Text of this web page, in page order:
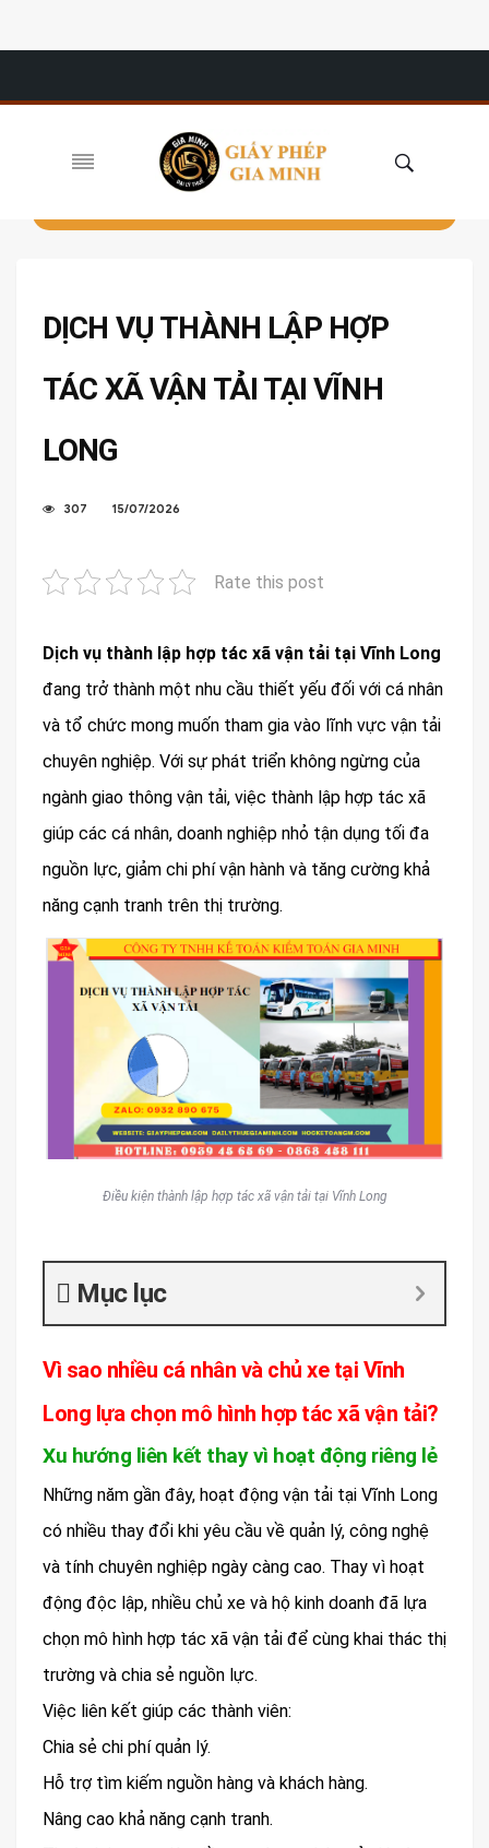
DỊCH VỤ THÀNH LẬP HỢP
TÁC XÃ VẬN TẢI TẠI VĨNH
LONG
307 15/07/2026
Rate this post
Dịch vụ thành lập hợp tác xã vận tải tại Vĩnh Long
đang trở thành một nhu cầu thiết yếu đối với cá nhân
và tổ chức mong muốn tham gia vào lĩnh vực vận tải
chuyên nghiệp. Với sự phát triển không ngừng của
ngành giao thông vận tải, việc thành lập hợp tác xã
giúp các cá nhân, doanh nghiệp nhỏ tận dụng tối đa
nguồn lực, giảm chi phí vận hành và tăng cường khả
năng cạnh tranh trên thị trường.
Điều kiện thành lập hợp tác xã vận tải tại Vĩnh Long
Mục lục
Vì sao nhiều cá nhân và chủ xe tại Vĩnh
Long lựa chọn mô hình hợp tác xã vận tải?
Xu hướng liên kết thay vì hoạt động riêng lẻ
Những năm gần đây, hoạt động vận tải tại Vĩnh Long
có nhiều thay đổi khi yêu cầu về quản lý, công nghệ
và tính chuyên nghiệp ngày càng cao. Thay vì hoạt
động độc lập, nhiều chủ xe và hộ kinh doanh đã lựa
chọn mô hình hợp tác xã vận tải để cùng khai thác thị
trường và chia sẻ nguồn lực.
Việc liên kết giúp các thành viên:
Chia sẻ chi phí quản lý.
Hỗ trợ tìm kiếm nguồn hàng và khách hàng.
Nâng cao khả năng cạnh tranh.